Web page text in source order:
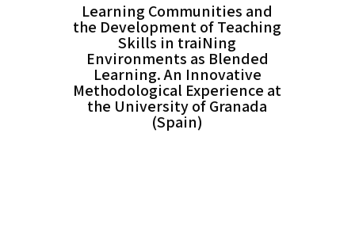
Learning Communities and
the Development of Teaching
Skills in traiNing
Environments as Blended
Learning. An Innovative
Methodological Experience at
the University of Granada
(Spain)